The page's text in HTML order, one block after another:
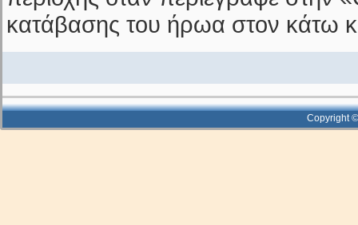
κατάβασης του ήρωα στον κάτω
Copyright